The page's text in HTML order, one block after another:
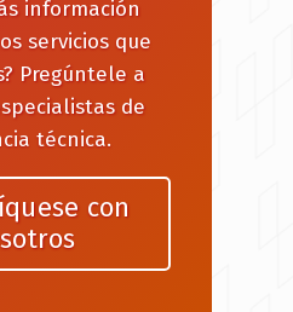
información
servicios que
Pregúntele a
de
técnica.
con